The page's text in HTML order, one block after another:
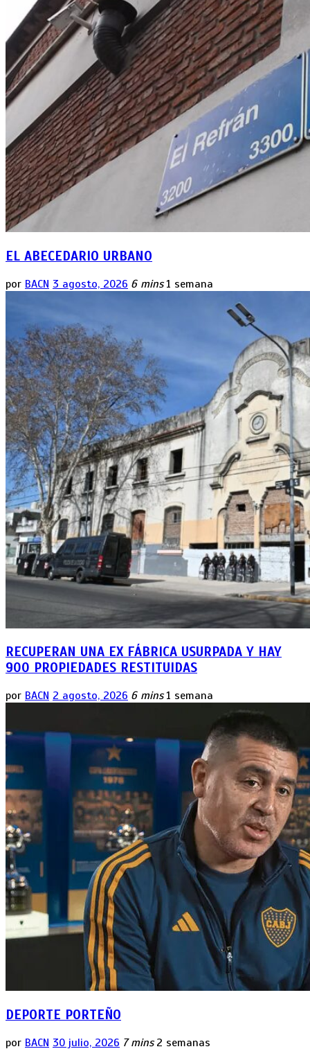
EL ABECEDARIO URBANO
por BACN 3 agosto, 2026 6 mins 1 semana
RECUPERAN UNA EX FÁBRICA USURPADA Y HAY
900 PROPIEDADES RESTITUIDAS
por BACN 2 agosto, 2026 6 mins 1 semana
DEPORTE PORTEÑO
por BACN 30 julio, 2026 7 mins 2 semanas